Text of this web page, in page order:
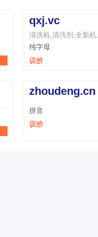
qxj.vc
纯字母
议价
zhoudeng.cn
拼音
议价